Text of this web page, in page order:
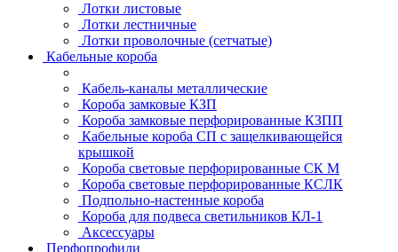
Лотки листовые
Лотки лестничные
Лотки проволочные (сетчатые)
Кабельные короба
Кабель-каналы металлические
Короба замковые КЗП
Короба замковые перфорированные КЗПП
Кабельные короба СП с защелкивающейся
крышкой
Короба световые перфорированные СК М
Короба световые перфорированные КСЛК
Подпольно-настенные короба
Короба для подвеса светильников КЛ-1
Аксессуары
Перфопрофили